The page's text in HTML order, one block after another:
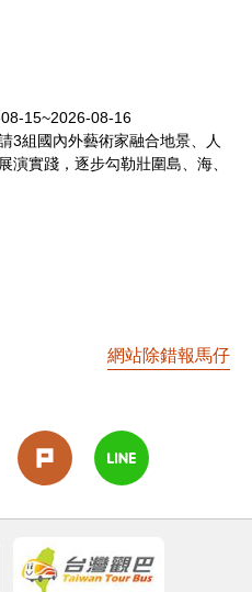
15~2026-08-16
3組國內外藝術家融合地景、人
演實踐，逐步勾勒壯圍島、海、
網站除錯報馬仔